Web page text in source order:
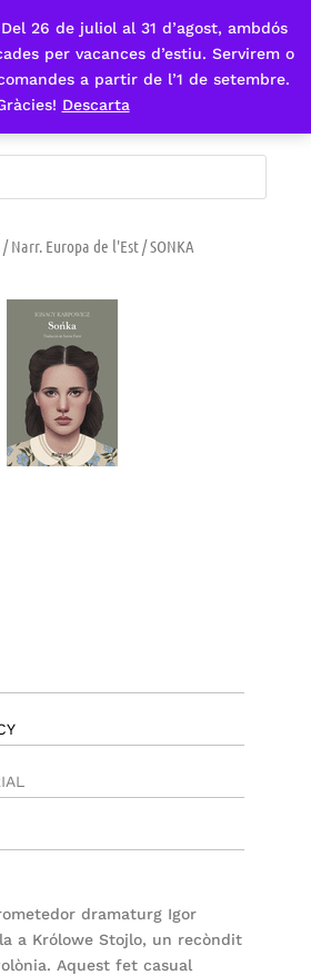
26 de juliol al 31 d’agost, ambdós
per vacances d’estiu. Servirem o
a partir de l’1 de setembre.
Descarta
/Narr. Europa de l'Est/ SONKA
dramaturg Igor
a Królowe Stojlo, un recòndit
Aquest fet casual